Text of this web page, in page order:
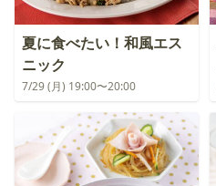
夏に食べたい！和風エス
ニック
7/29 (月) 19:00〜20:00